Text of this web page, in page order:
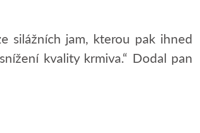
silážních jam, kterou pak ihned
kvality krmiva.“ Dodal pan